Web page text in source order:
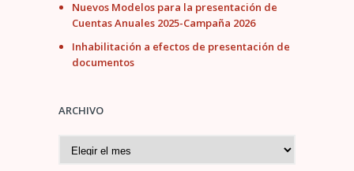
Nuevos Modelos para la presentación de
Cuentas Anuales 2025-Campaña 2026
Inhabilitación a efectos de presentación de
documentos
ARCHIVO